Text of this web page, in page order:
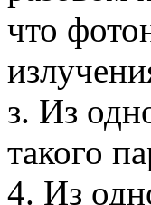
что
з. Из
такого
4. Из